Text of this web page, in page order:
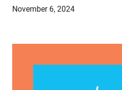
November 6, 2024